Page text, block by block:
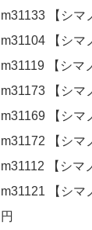
m31133 【シマ
m31104 【シマ
m31119 【シマ
m31173 【シマ
m31169 【シマ
m31172 【シマ
m31112 【シマ
m31121 【シマ
円